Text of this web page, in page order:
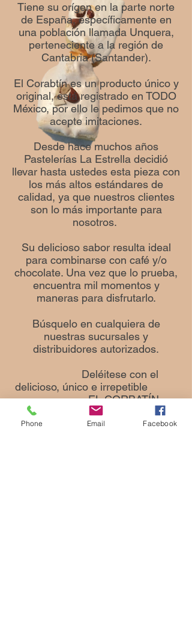
Tiene su orígen en la parte norte
de España, específicamente en
una población llamada Unquera,
perteneciente a la región de
Cantabria (Santander).
El Corabtín es un producto único y
original, está registrado en TODO
México, por ello le pedimos que no
acepte imitaciones.
Desde hace muchos años
Pastelerías La Estrella decidió
llevar hasta ustedes esta pieza con
los más altos estándares de
calidad, ya que nuestros clientes
son lo más importante para
nosotros.
Su delicioso sabor resulta ideal
para combinarse con café y/o
chocolate. Una vez que lo prueba,
encuentra mil momentos y
maneras para disfrutarlo.
Búsquelo en cualquiera de
nuestras sucursales y
distribuidores autorizados.
Deléitese con el
delicioso, único e irrepetible
EL CORBATÍN.
Phone Email Facebook